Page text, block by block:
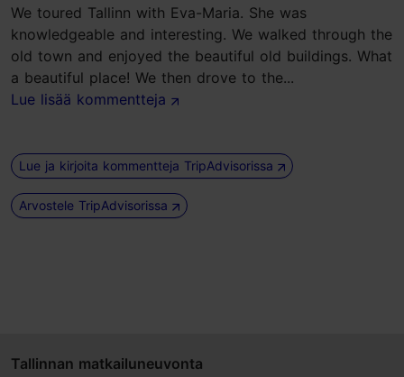
We toured Tallinn with Eva-Maria. She was
knowledgeable and interesting. We walked through the
old town and enjoyed the beautiful old buildings. What
a beautiful place! We then drove to the...
Lue lisää kommentteja
Lue ja kirjoita kommentteja TripAdvisorissa
Arvostele TripAdvisorissa
Tallinnan matkailuneuvonta